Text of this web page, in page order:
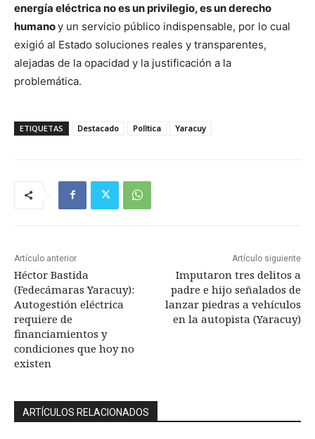
energía eléctrica no es un privilegio, es un derecho
humanoy un servicio público indispensable, por lo cual
exigió al Estado soluciones reales y transparentes,
alejadas de la opacidad y la justificación a la
problemática.
ETIQUETAS Destacado Polìtica Yaracuy
Artículo anterior
Héctor Bastida
(Fedecámaras Yaracuy):
Autogestión eléctrica
requiere de
financiamientos y
condiciones que hoy no
existen
Artículo siguiente
Imputaron tres delitos a
padre e hijo señalados de
lanzar piedras a vehículos
en la autopista (Yaracuy)
ARTÍCULOS RELACIONADOS